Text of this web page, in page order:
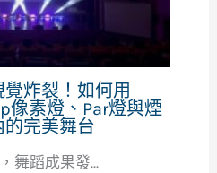
炸裂！如何用
像素燈、Par燈與煙
完美舞台
舞蹈成果發...